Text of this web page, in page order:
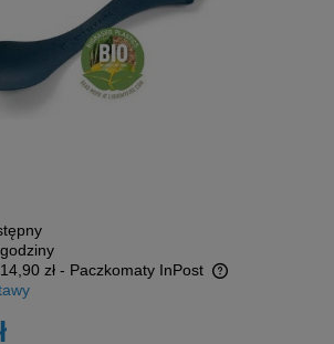
zł - Paczkomaty InPost
kosztów płatności